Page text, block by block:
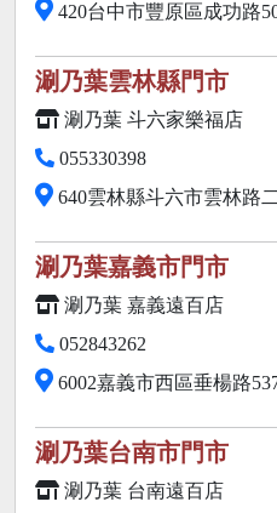
420台中市豐原區成功路
涮乃葉雲林縣門市
涮乃葉 斗六家樂福店
055330398
640雲林縣斗六市雲林路
涮乃葉嘉義市門市
涮乃葉 嘉義遠百店
052843262
6002嘉義市西區垂楊路
涮乃葉台南市門市
涮乃葉 台南遠百店